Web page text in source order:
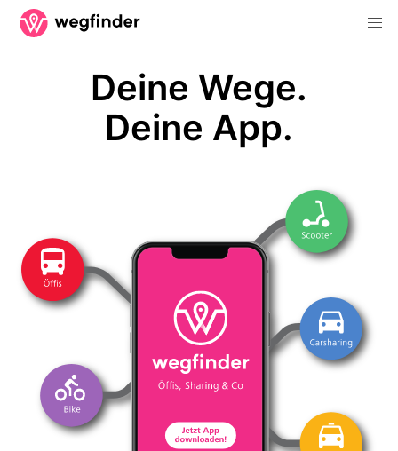
Deine Wege.
Deine App.